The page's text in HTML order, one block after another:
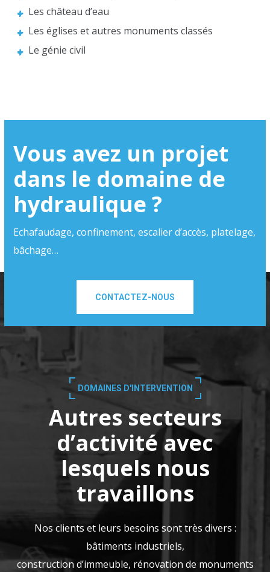
Les château d’eau
Les églises et autres monuments classés
Le génie civil
Vous avez un projet
dans le domaine de
hydraulique ?
Echafaudage, confinement, escalier d’accès, platelage,
bâchage…
CONTACTEZ-NOUS
DOMAINES D'INTERVENTION
Autres secteurs
d’activité avec
lesquels nous
travaillons
Nos clients et leurs besoins sont très divers :
bâtiments industriels,
construction d’immeuble, rénovation de monuments